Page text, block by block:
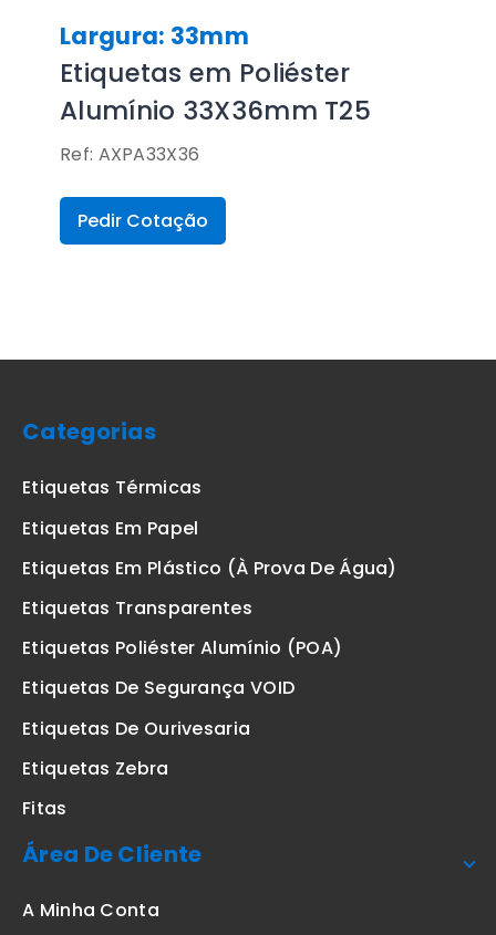
Largura: 33mm
Etiquetas em Poliéster
Alumínio 33X36mm T25
Ref: AXPA33X36
Pedir Cotação
Categorias
Etiquetas Térmicas
Etiquetas Em Papel
Etiquetas Em Plástico (à Prova De Água)
Etiquetas Transparentes
Etiquetas Poliéster Alumínio (POA)
Etiquetas De Segurança VOID
Etiquetas De Ourivesaria
Etiquetas Zebra
Fitas
Área De Cliente
A Minha Conta